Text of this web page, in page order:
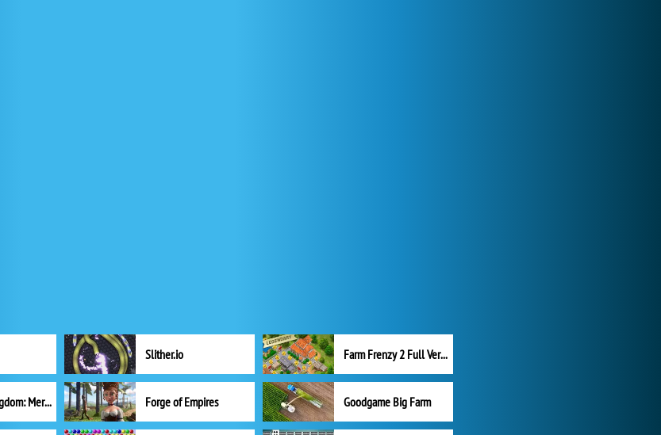
Slither.io Farm Frenzy 2 Full Version
Mergest Kingdom: Merge Puzzle Forge of Empires Goodgame Big Farm